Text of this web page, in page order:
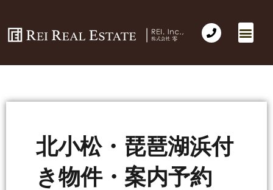
北小松・琵琶湖浜付
き物件・案内予約